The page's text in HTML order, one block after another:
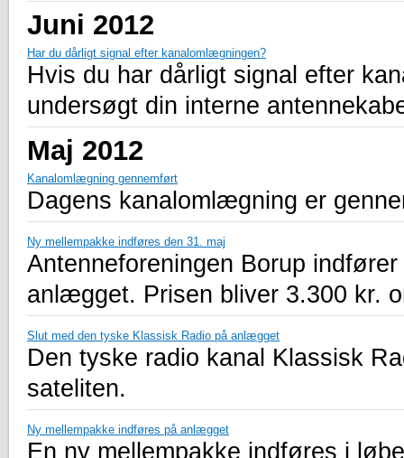
Juni 2012
Har du dårligt signal efter kanalomlægningen?
Hvis du har dårligt signal efter
undersøgt din interne
Maj 2012
Kanalomlægning gennemført
Dagens kanalomlægning er
Ny mellempakke indføres den 31. maj
Antenneforeningen Borup
anlægget. Prisen bliver 3.300 kr.
Slut med den tyske Klassisk Radio på anlægget
Den tyske radio kanal Klassisk
sateliten.
Ny mellempakke indføres på anlægget
En ny mellempakke indføres i